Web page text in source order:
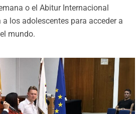
o el Abitur Internacional
los adolescentes para acceder a
mundo.